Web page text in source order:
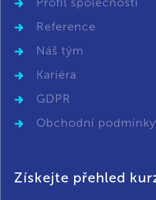
Reference
Náš tým
Kariéra
GDPR
Obchodní podmínky
Získejte přehled